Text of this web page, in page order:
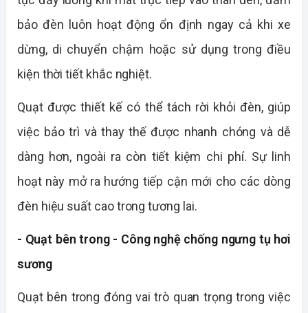
bảo đèn luôn hoạt động ổn định ngay cả khi xe
dừng, di chuyển chậm hoặc sử dụng trong điều
kiện thời tiết khắc nghiệt.
Quạt được thiết kế có thể tách rời khỏi đèn, giúp
việc bảo trì và thay thế được nhanh chóng và dễ
dàng hơn, ngoài ra còn tiết kiệm chi phí. Sự linh
hoạt này mở ra hướng tiếp cận mới cho các dòng
đèn hiệu suất cao trong tương lai.
- Quạt bên trong - Công nghệ chống ngưng tụ hơi
sương
Quạt bên trong đóng vai trò quan trọng trong việc